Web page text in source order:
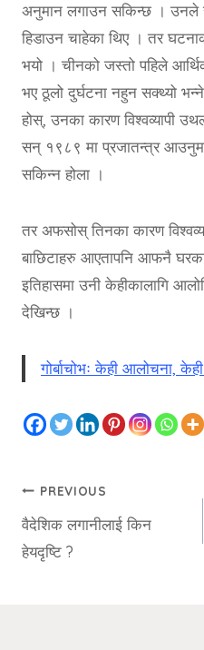
अनुमान लगाउन सकिन्छ । उनले
हिडाउन चाहेका थिए । तर
भयो । चीनको जस्तो पहिले
भए ठूलो दुर्घटना नहुन सक्थ्यो
होस्, उनका कारण विश्वव्यापी
सन् १९८९ मा प्रजातन्त्र आउनुमा
सकिन्न होला ।
तर अफसोस् तिनका कारण
बाछिटाहरु आएतापनि आफनै
इतिहासमा उनी केहीकालागि
देखिन्छ ।
गोर्बाचोभः केही आलोचना,
PREVIOUS
वैदेशिक लगानीलाई किन
हेयदृष्टि ?